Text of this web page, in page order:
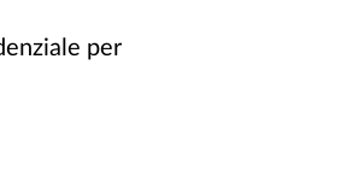
per